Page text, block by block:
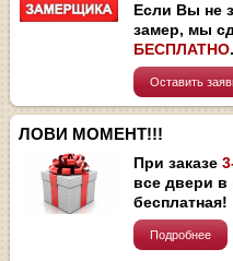
Если Вы не
замер, мы
БЕСПЛАТНО.
Оставить
ЛОВИ МОМЕНТ!!!
При заказе
все двери в
бесплатная!
Подробнее